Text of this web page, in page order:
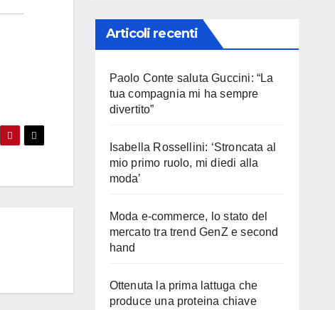
Articoli recenti
Paolo Conte saluta Guccini: “La
tua compagnia mi ha sempre
divertito”
Isabella Rossellini: ‘Stroncata al
mio primo ruolo, mi diedi alla
moda’
Moda e-commerce, lo stato del
mercato tra trend GenZ e second
hand
Ottenuta la prima lattuga che
produce una proteina chiave